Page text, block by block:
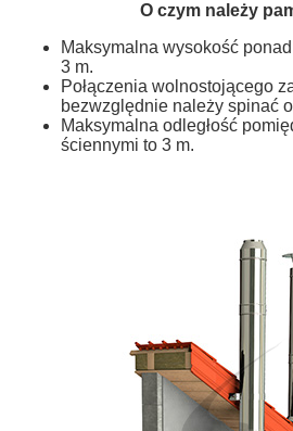
O czym należy
Maksymalna wysokość
3 m.
Połączenia wolnostojącego
bezwzględnie należy spinać
Maksymalna odległość
ściennymi to 3 m.